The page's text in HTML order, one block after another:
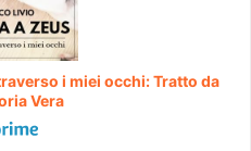
i miei occhi: Tratto da
Vera